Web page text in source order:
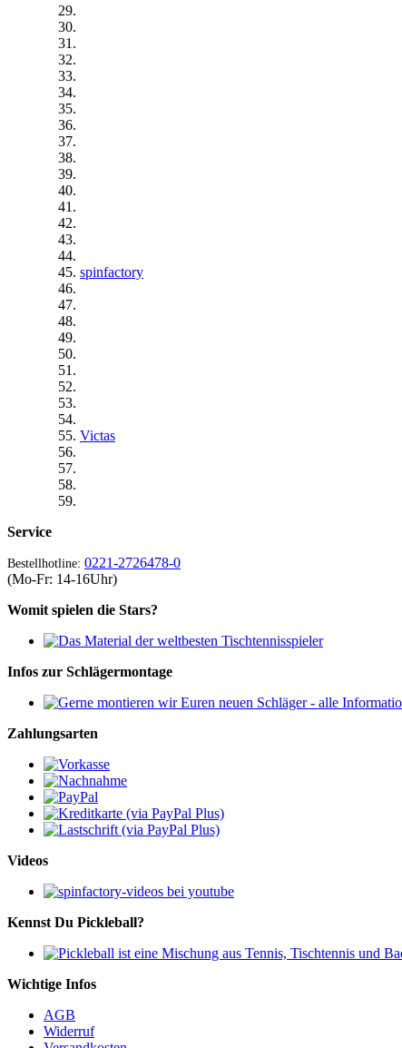
spinfactory
Victas
Service
Bestellhotline: 0221-2726478-0
(Mo-Fr: 14-16Uhr)
Womit spielen die Stars?
Infos zur Schlägermontage
Zahlungsarten
Videos
Kennst Du Pickleball?
Wichtige Infos
AGB
Widerruf